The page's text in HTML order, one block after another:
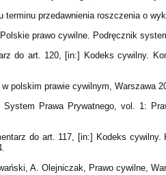
przedawnienia roszczenia o
prawo cywilne. Podręcznik
do art. 120, [in:] Kodeks cywilny.
w polskim prawie cywilnym, Warszawa
Prawa Prywatnego, vol. 1:
do art. 117, [in:] Kodeks
A. Olejniczak, Prawo cywilne,